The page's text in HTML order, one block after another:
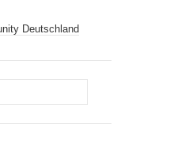
Deutschland